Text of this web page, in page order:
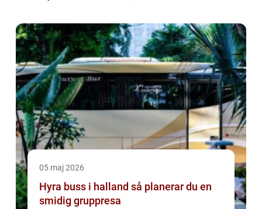
05 maj 2026
Hyra buss i halland så planerar du en
smidig gruppresa